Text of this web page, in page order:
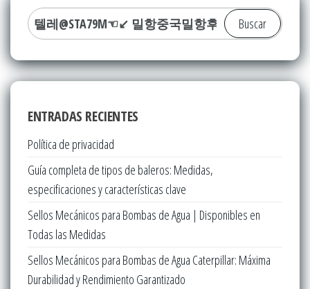
Buscar:
ENTRADAS RECIENTES
Política de privacidad
Guía completa de tipos de baleros: Medidas,
especificaciones y características clave
Sellos Mecánicos para Bombas de Agua | Disponibles en
Todas las Medidas
Sellos Mecánicos para Bombas de Agua Caterpillar: Máxima
Durabilidad y Rendimiento Garantizado